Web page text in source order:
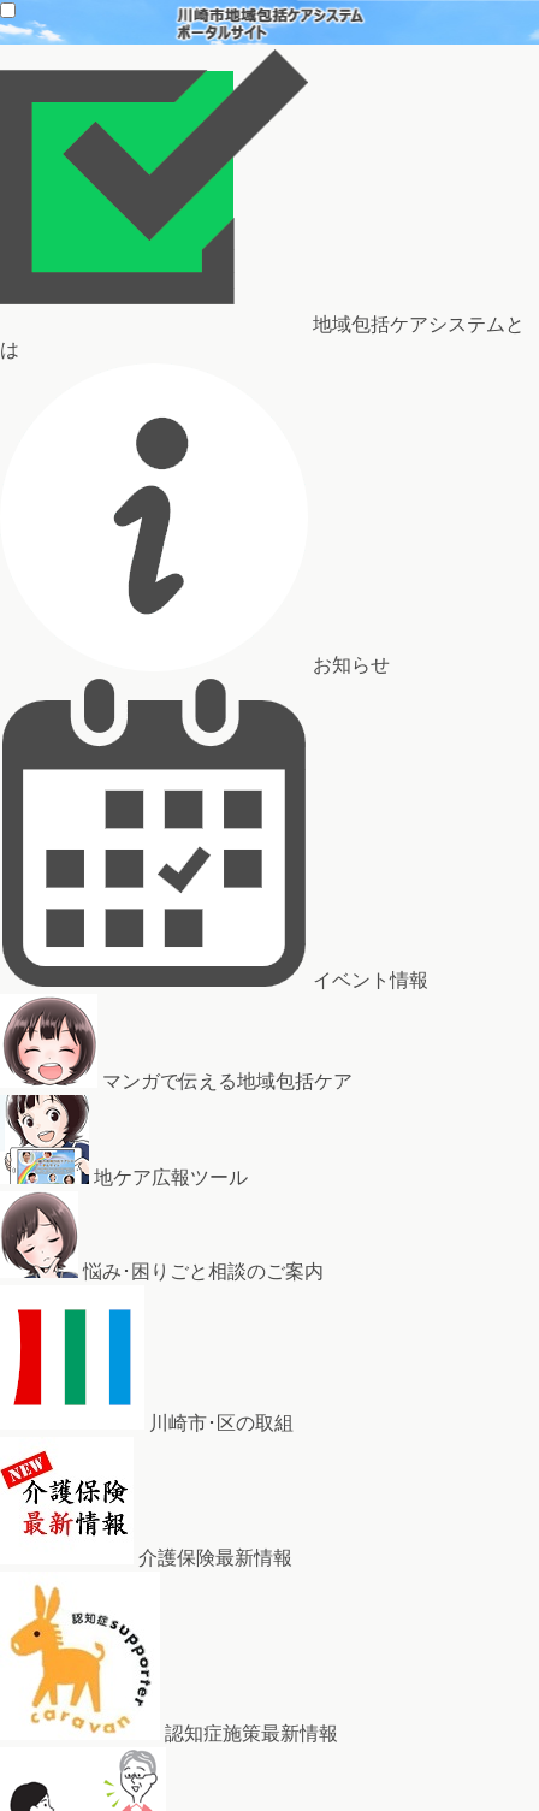
地域包括ケアシステムと
は
お知らせ
イベント情報
マンガで伝える地域包括ケア
地ケア広報ツール
悩み･困りごと相談のご案内
川崎市･区の取組
介護保険最新情報
認知症施策最新情報